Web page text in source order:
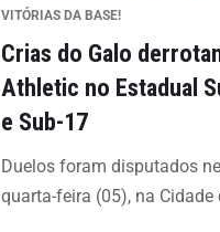
VITÓRIAS DA BASE!
Crias do Galo
Athletic no Estadual
e Sub-17
Duelos foram disputados
quarta-feira (05), na Cidade